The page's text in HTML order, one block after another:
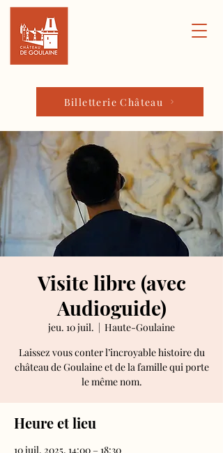
Billetterie Château
Visite libre (avec
Audioguide)
jeu. 10 juil.
  |
Haute-Goulaine
Laissez vous conter l’incroyable histoire du
château de Goulaine et de la famille qui porte
le même nom.
Heure et lieu
10 juil. 2025, 14:00 – 18:30